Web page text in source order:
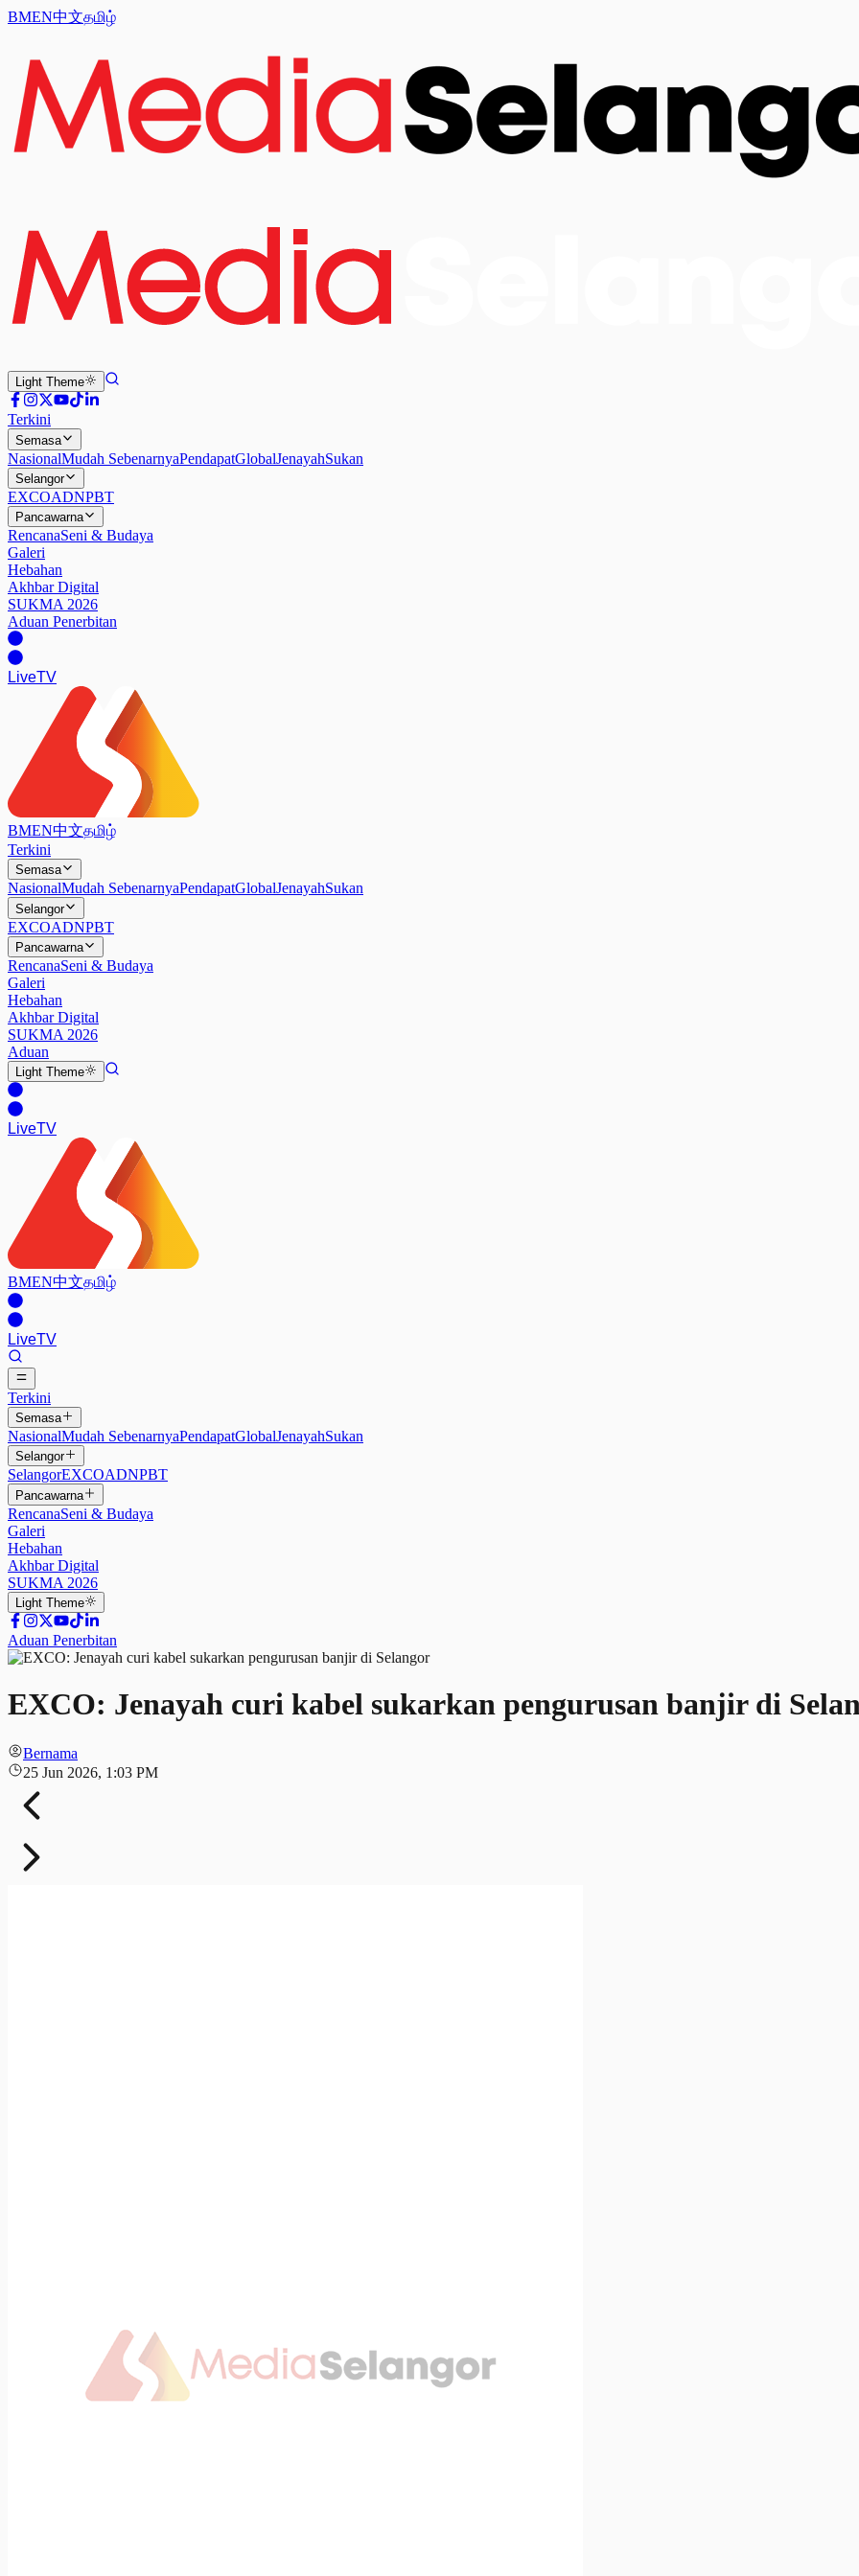
BMEN中文தமிழ்
Light Theme
Terkini
Semasa
NasionalMudah SebenarnyaPendapatGlobalJenayahSukan
Selangor
EXCOADNPBT
Pancawarna
RencanaSeni & Budaya
Galeri
Hebahan
Akhbar Digital
SUKMA 2026
Aduan Penerbitan
LiveTV
BMEN中文தமிழ்
Terkini
Semasa
NasionalMudah SebenarnyaPendapatGlobalJenayahSukan
Selangor
EXCOADNPBT
Pancawarna
RencanaSeni & Budaya
Galeri
Hebahan
Akhbar Digital
SUKMA 2026
Aduan
Light Theme
LiveTV
BMEN中文தமிழ்
LiveTV
Terkini
Semasa
NasionalMudah SebenarnyaPendapatGlobalJenayahSukan
Selangor
SelangorEXCOADNPBT
Pancawarna
RencanaSeni & Budaya
Galeri
Hebahan
Akhbar Digital
SUKMA 2026
Light Theme
Aduan Penerbitan
EXCO: Jenayah curi kabel sukarkan pengurusan banjir di
Bernama
25 Jun 2026, 1:03 PM